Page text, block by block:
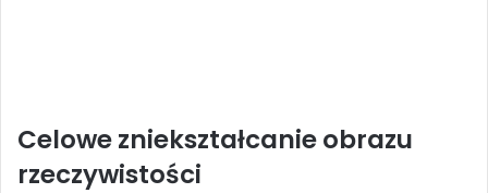
Celowe zniekształcanie obrazu
rzeczywistości